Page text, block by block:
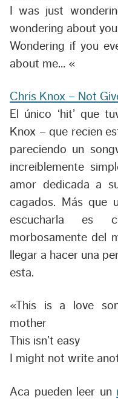
I was just
wondering about you
Wondering if you
about me… «
Chris Knox – Not
El único ‘hit’ que
Knox – que recien
pareciendo un
increiblemente
amor dedicada a
cagados. Más que
escucharla es
morbosamente del
llegar a hacer una
esta.
«This is a love
mother
This isn’t easy
I might not write
Aca pueden leer un